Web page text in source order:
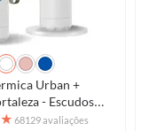
Urban +
- Escudos
★ 68129 avaliações